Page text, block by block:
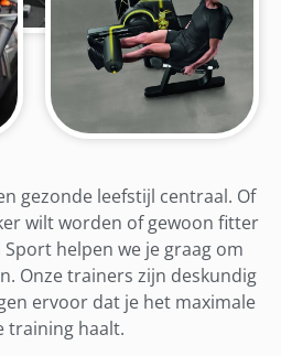
gezonde leefstijl centraal. Of
wilt worden of gewoon fitter
helpen we je graag om
Onze trainers zijn deskundig
ervoor dat je het maximale
training haalt.